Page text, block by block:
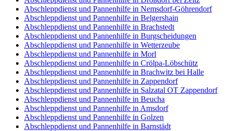
Abschleppdienst und Pannenhilfe in Nemsdorf-Göhrendorf
Abschleppdienst und Pannenhilfe in Belgershain
Abschleppdienst und Pannenhilfe in Brachstedt
Abschleppdienst und Pannenhilfe in Burgscheidungen
Abschleppdienst und Pannenhilfe in Wetterzeube
Abschleppdienst und Pannenhilfe in Morl
Abschleppdienst und Pannenhilfe in Crölpa-Löbschütz
Abschleppdienst und Pannenhilfe in Brachwitz bei Halle
Abschleppdienst und Pannenhilfe in Zappendorf
Abschleppdienst und Pannenhilfe in Salzatal OT Zappendorf
Abschleppdienst und Pannenhilfe in Beucha
Abschleppdienst und Pannenhilfe in Amsdorf
Abschleppdienst und Pannenhilfe in Golzen
Abschleppdienst und Pannenhilfe in Barnstädt